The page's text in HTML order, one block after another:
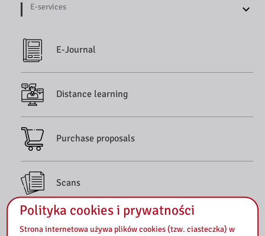
E-services
E-Journal
Distance learning
Purchase proposals
Scans
Videoconferencing
Polityka cookies i prywatności
Strona internetowa używa plików cookies (tzw. ciasteczka) w